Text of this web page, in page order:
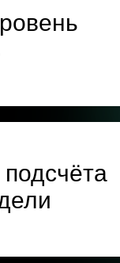
подсчёта